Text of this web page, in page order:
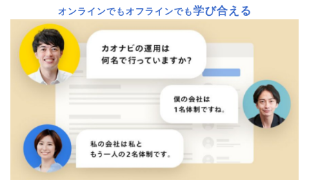
オンラインでもオフラインでも学び合える